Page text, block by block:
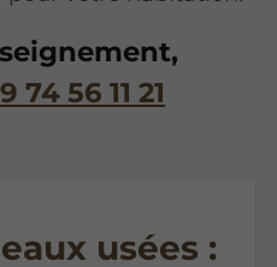
74 56 11 21
usées :